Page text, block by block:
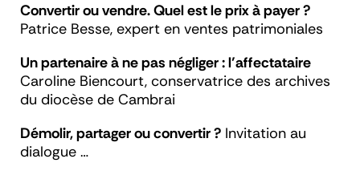
Convertir ou vendre. Quel est le prix à payer ?
Patrice Besse, expert en ventes patrimoniales
Un partenaire à ne pas négliger : l’affectataire
Caroline Biencourt, conservatrice des archives
du diocèse de Cambrai
Démolir, partager ou convertir ? Invitation au
dialogue …